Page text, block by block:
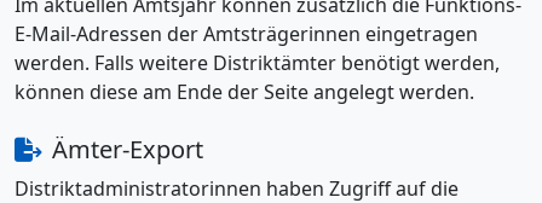
E-Mail-Adressen der Amtsträgerinnen eingetragen
werden. Falls weitere Distriktämter benötigt werden,
können diese am Ende der Seite angelegt werden.
Ämter-Export
Distriktadministratorinnen haben Zugriff auf die